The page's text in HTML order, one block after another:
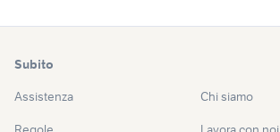
Subito
Assistenza
Chi siamo